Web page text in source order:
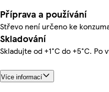
Příprava a používání
Střevo není určeno ke
Skladování
Skladujte od +1°C do +5°C.
Více informací